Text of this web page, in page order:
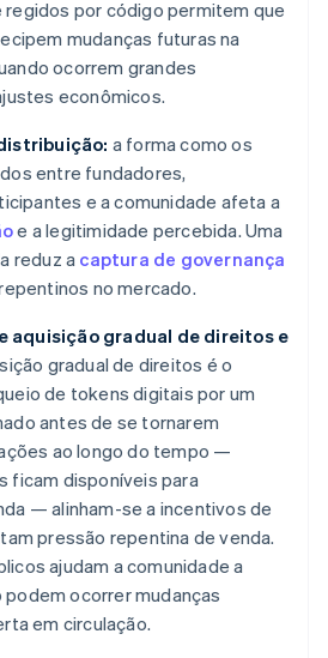
regidos por código permitem que
mudanças futuras na
ocorrem grandes
econômicos.
a forma como os
entre fundadores,
e a comunidade afeta a
e a legitimidade percebida. Uma
reduz a captura de governança
no mercado.
aquisição gradual de direitos e
gradual de direitos é o
de tokens digitais por um
antes de se tornarem
ao longo do tempo —
ficam disponíveis para
— alinham-se a incentivos de
pressão repentina de venda.
ajudam a comunidade a
ocorrer mudanças
em circulação.